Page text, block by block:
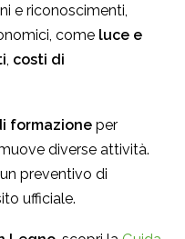
e riconoscimenti,
come luce e
costi di
formazione per
diverse attività.
preventivo di
ufficiale.